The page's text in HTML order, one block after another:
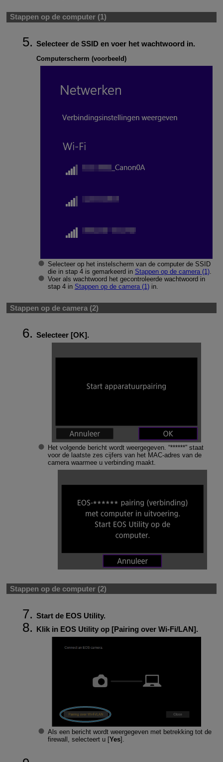
Stappen op de computer (1)
Selecteer de SSID en voer het wachtwoord in.
Computerscherm (voorbeeld)
Selecteer op het instelscherm van de computer de SSID
die in stap 4 is gemarkeerd in Stappen op de camera (1).
Voer als wachtwoord het gecontroleerde wachtwoord in
stap 4 in Stappen op de camera (1)in.
Stappen op de camera (2)
Selecteer [OK].
Het volgende bericht wordt weergegeven. “******” staat
voor de laatste zes cijfers van het MAC-adres van de
camera waarmee u verbinding maakt.
Stappen op de computer (2)
Start de EOS Utility.
Klik in EOS Utility op [Pairing over Wi-Fi/LAN].
Als een bericht wordt weergegeven met betrekking tot de
firewall, selecteert u [Yes].